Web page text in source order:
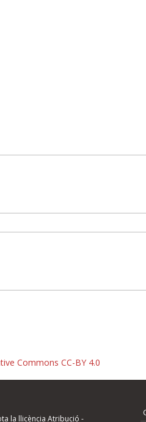
Commons CC-BY 4.0
la llicència Atribució -